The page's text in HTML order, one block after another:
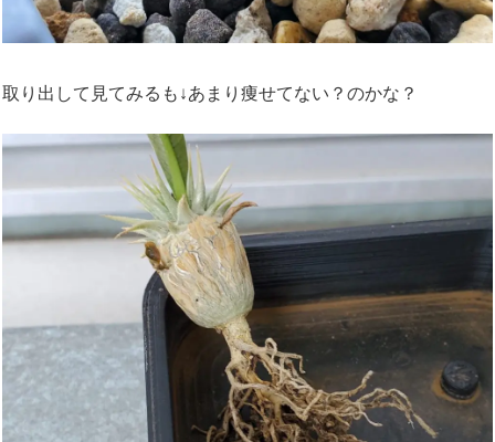
取り出して見てみるも↓あまり痩せてない？のかな？